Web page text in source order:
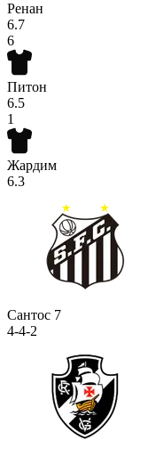
Ренан
6.7
6
Питон
6.5
1
Жардим
6.3
Сантос 7
4-4-2